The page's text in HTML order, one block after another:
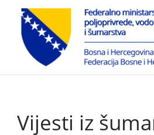
Vijesti iz